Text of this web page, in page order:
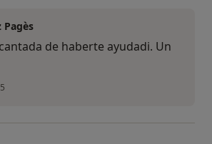
Pagès
de haberte ayudadi. Un